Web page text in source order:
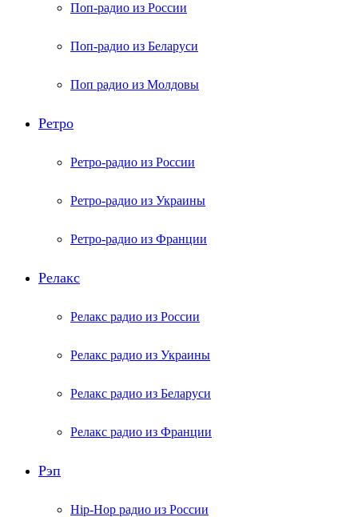
Поп-радио из России
Поп-радио из Беларуси
Поп радио из Молдовы
Ретро
Ретро-радио из России
Ретро-радио из Украины
Ретро-радио из Франции
Релакс
Релакс радио из России
Релакс радио из Украины
Релакс радио из Беларуси
Релакс радио из Франции
Рэп
Hip-Hop радио из России